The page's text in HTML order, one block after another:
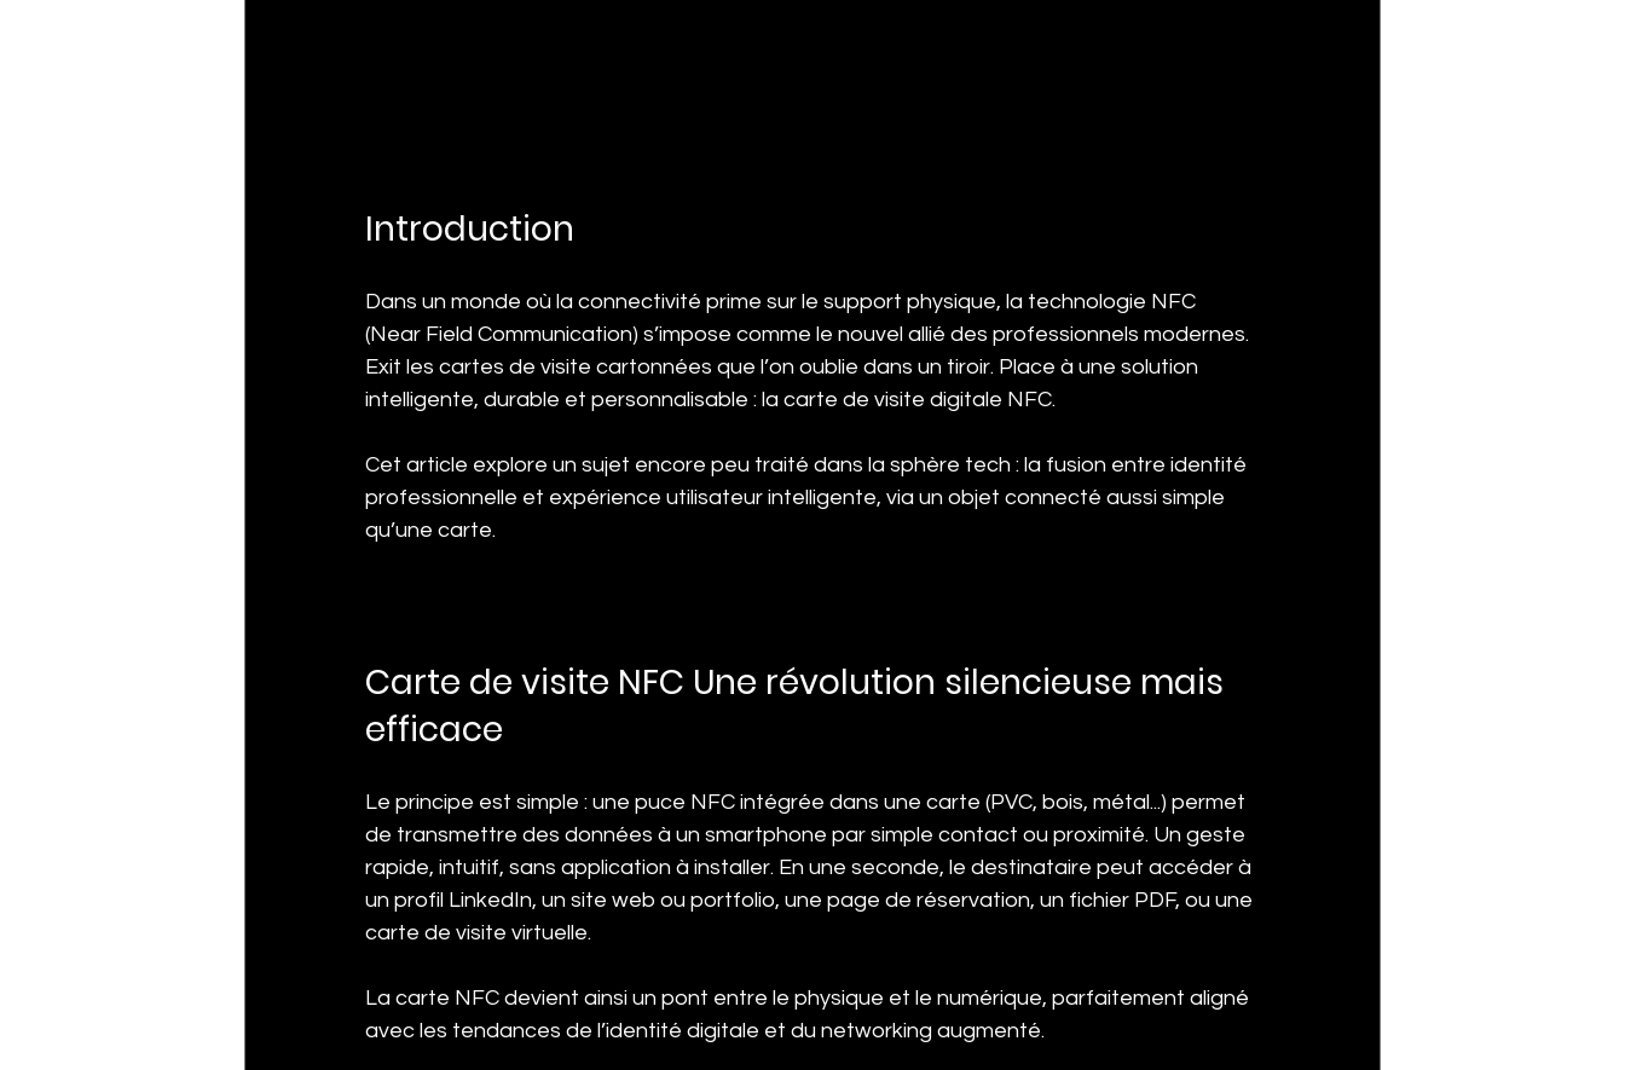
Introduction
Dans un monde où la connectivité prime sur le support physique, la technologie NFC
(Near Field Communication) s’impose comme le nouvel allié des professionnels modernes.
Exit les cartes de visite cartonnées que l’on oublie dans un tiroir. Place à une solution
intelligente, durable et personnalisable : la carte de visite digitale NFC.
Cet article explore un sujet encore peu traité dans la sphère tech : la fusion entre identité
professionnelle et expérience utilisateur intelligente, via un objet connecté aussi simple
qu’une carte.
Carte de visite NFC Une révolution silencieuse mais
efficace
Le principe est simple : une puce NFC intégrée dans une carte (PVC, bois, métal...) permet
de transmettre des données à un smartphone par simple contact ou proximité. Un geste
rapide, intuitif, sans application à installer. En une seconde, le destinataire peut accéder à
un profil LinkedIn, un site web ou portfolio, une page de réservation, un fichier PDF, ou une
carte de visite virtuelle.
La carte NFC devient ainsi un pont entre le physique et le numérique, parfaitement aligné
avec les tendances de l’identité digitale et du networking augmenté.